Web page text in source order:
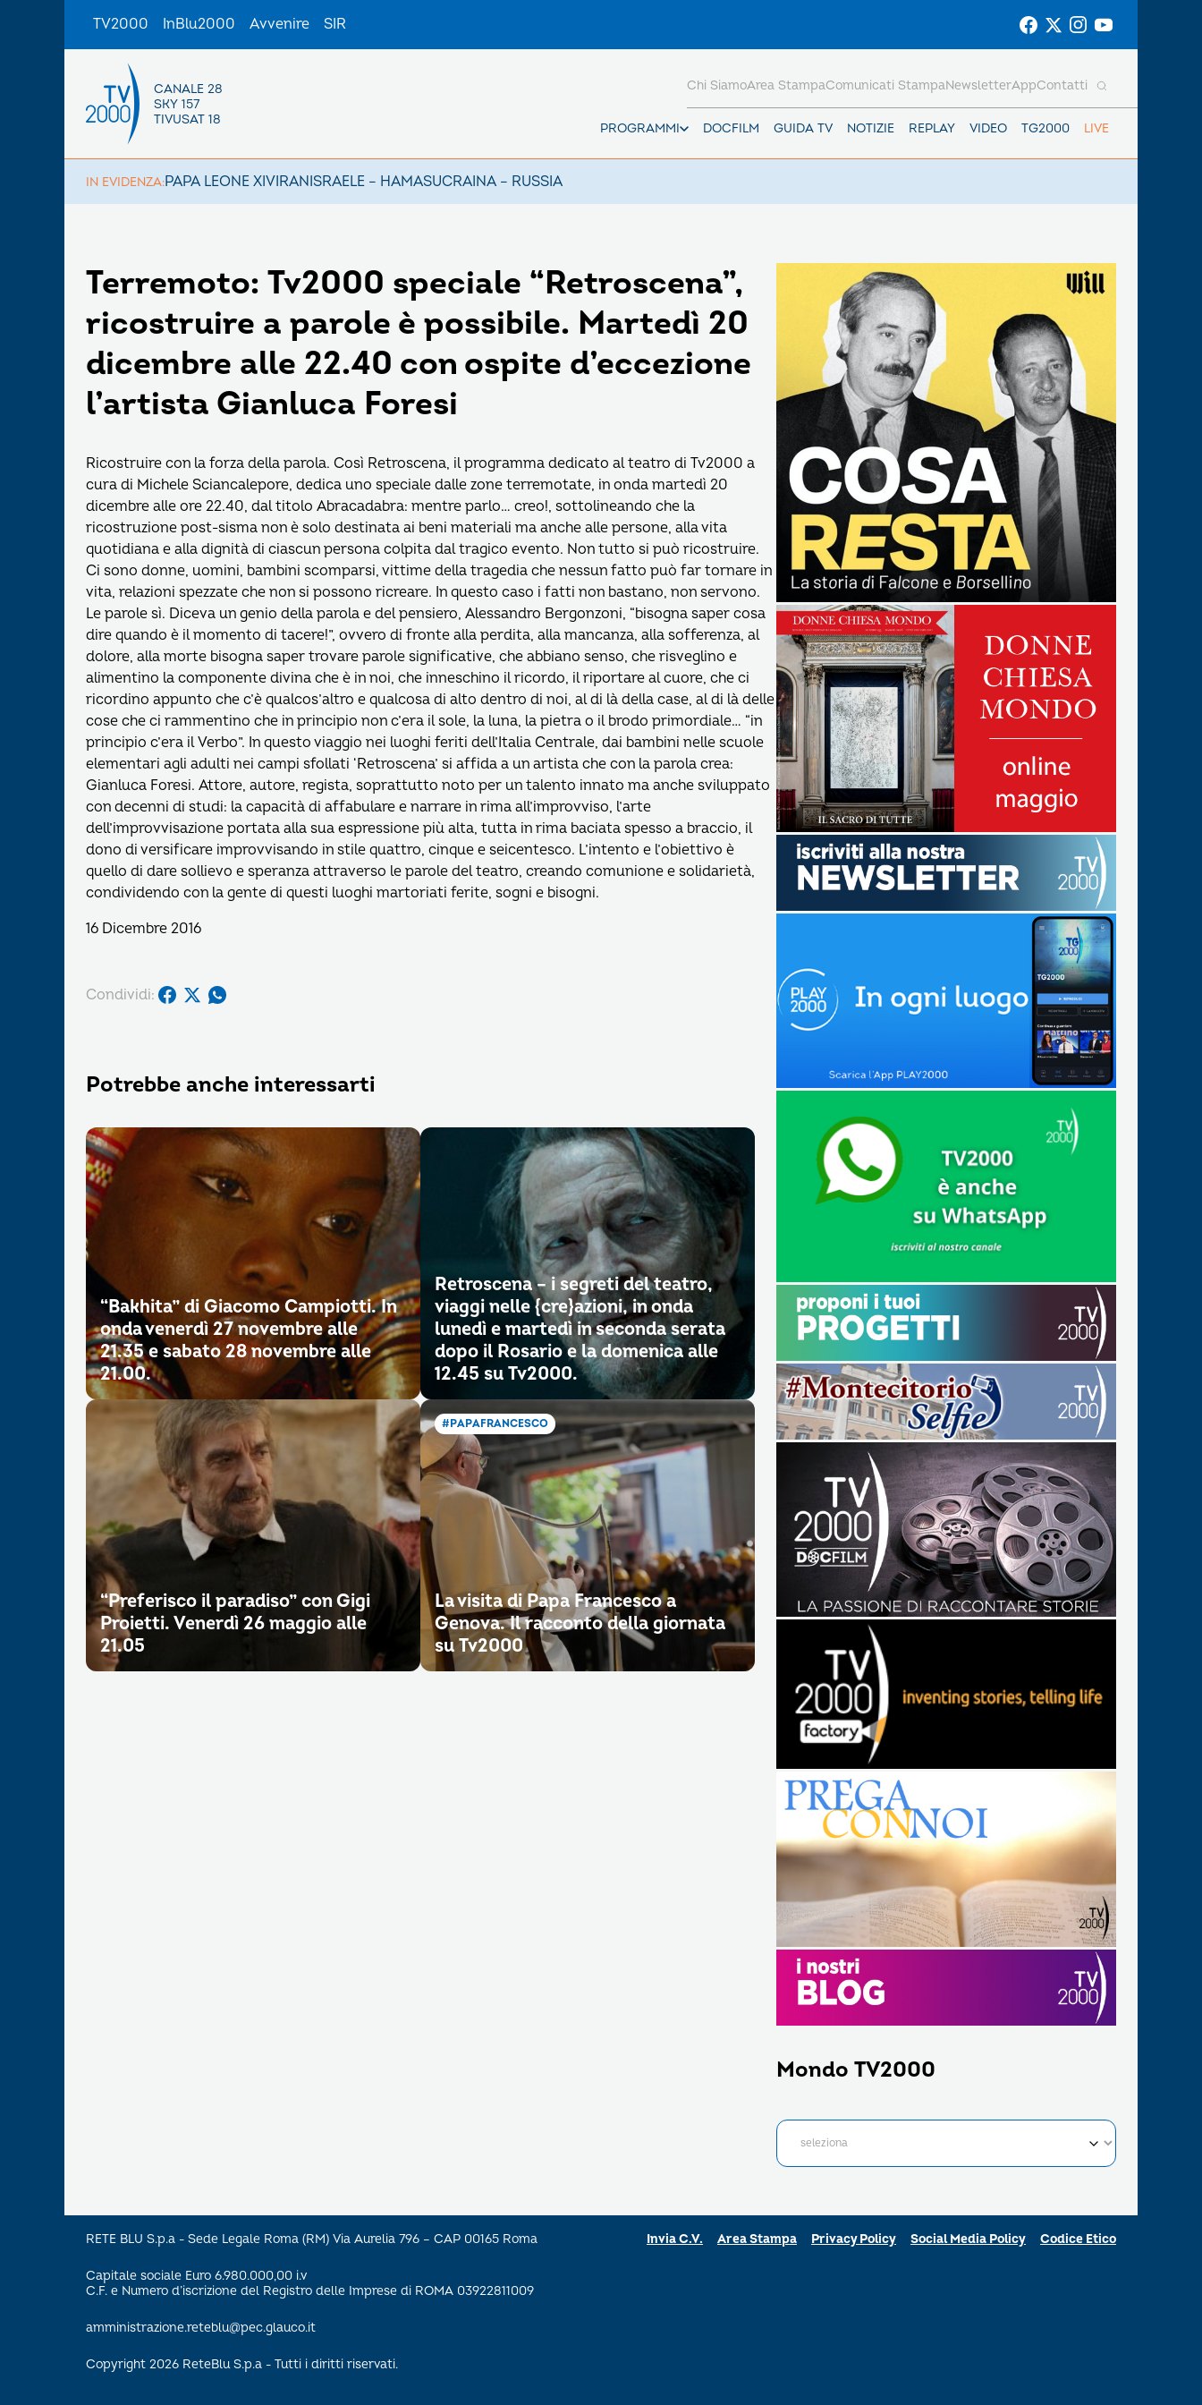
TV2000 InBlu2000 Avvenire SIR
CANALE 28
SKY 157
TIVUSAT 18
PROGRAMMI DOCFILM GUIDA TV NOTIZIE REPLAY VIDEO TG2000 LIVE
Chi SiamoArea StampaComunicati StampaNewsletterAppContatti
IN EVIDENZA:PAPA LEONE XIVIRANISRAELE – HAMASUCRAINA – RUSSIA
Terremoto: Tv2000 speciale “Retroscena”,
ricostruire a parole è possibile. Martedì 20
dicembre alle 22.40 con ospite d’eccezione
l’artista Gianluca Foresi
Ricostruire con la forza della parola. Così Retroscena, il programma dedicato al teatro di Tv2000 a
cura di Michele Sciancalepore, dedica uno speciale dalle zone terremotate, in onda martedì 20
dicembre alle ore 22.40, dal titolo Abracadabra: mentre parlo… creo!, sottolineando che la
ricostruzione post-sisma non è solo destinata ai beni materiali ma anche alle persone, alla vita
quotidiana e alla dignità di ciascun persona colpita dal tragico evento. Non tutto si può ricostruire.
Ci sono donne, uomini, bambini scomparsi, vittime della tragedia che nessun fatto può far tornare in
vita, relazioni spezzate che non si possono ricreare. In questo caso i fatti non bastano, non servono.
Le parole sì. Diceva un genio della parola e del pensiero, Alessandro Bergonzoni, “bisogna saper cosa
dire quando è il momento di tacere!”, ovvero di fronte alla perdita, alla mancanza, alla sofferenza, al
dolore, alla morte bisogna saper trovare parole significative, che abbiano senso, che risveglino e
alimentino la componente divina che è in noi, che inneschino il ricordo, il riportare al cuore, che ci
ricordino appunto che c’è qualcos’altro e qualcosa di alto dentro di noi, al di là della case, al di là delle
cose che ci rammentino che in principio non c’era il sole, la luna, la pietra o il brodo primordiale… “in
principio c’era il Verbo”. In questo viaggio nei luoghi feriti dell’Italia Centrale, dai bambini nelle scuole
elementari agli adulti nei campi sfollati ‘Retroscena’ si affida a un artista che con la parola crea:
Gianluca Foresi. Attore, autore, regista, soprattutto noto per un talento innato ma anche sviluppato
con decenni di studi: la capacità di affabulare e narrare in rima all’improvviso, l’arte
dell’improvvisazione portata alla sua espressione più alta, tutta in rima baciata spesso a braccio, il
dono di versificare improvvisando in stile quattro, cinque e seicentesco. L’intento e l’obiettivo è
quello di dare sollievo e speranza attraverso le parole del teatro, creando comunione e solidarietà,
condividendo con la gente di questi luoghi martoriati ferite, sogni e bisogni.
16 Dicembre 2016
Condividi:
Potrebbe anche interessarti
“Bakhita” di Giacomo Campiotti. In
onda venerdì 27 novembre alle
21.35 e sabato 28 novembre alle
21.00.
Retroscena – i segreti del teatro,
viaggi nelle {cre}azioni, in onda
lunedì e martedì in seconda serata
dopo il Rosario e la domenica alle
12.45 su Tv2000.
“Preferisco il paradiso” con Gigi
Proietti. Venerdì 26 maggio alle
21.05
#PAPAFRANCESCO
La visita di Papa Francesco a
Genova. Il racconto della giornata
su Tv2000
Mondo TV2000
RETE BLU S.p.a - Sede Legale Roma (RM) Via Aurelia 796 – CAP 00165 Roma
Capitale sociale Euro 6.980.000,00 i.v
C.F. e Numero d’iscrizione del Registro delle Imprese di ROMA 03922811009
amministrazione.reteblu@pec.glauco.it
Copyright 2026 ReteBlu S.p.a - Tutti i diritti riservati.
Invia C.V. Area Stampa Privacy Policy Social Media Policy Codice Etico